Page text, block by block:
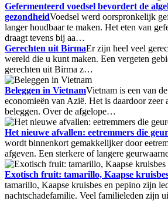
Gefermenteerd voedsel bevordert de
gezondheidVoedsel werd oorspronkelijk
langer houdbaar te maken. Het eten van
draagt tevens bij aa…
Gerechten uit BirmaEr zijn heel veel
wereld die u kunt maken. Een vergeten
gerechten uit Birma z…
Beleggen in VietnamVietnam is een van
economieën van Azië. Het is daardoor
beleggen. Over de afgelope…
Het nieuwe afvallen: eetremmers die
wordt binnenkort gemakkelijker door
afgeven. Een sterkere of langere
Exotisch fruit: tamarillo, Kaapse
tamarillo, Kaapse kruisbes en pepino zijn
nachtschadefamilie. Veel familieleden zijn